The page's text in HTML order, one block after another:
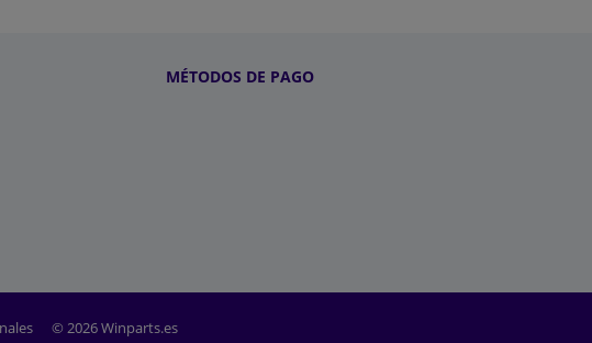
MÉTODOS DE PAGO
© 2026 Winparts.es